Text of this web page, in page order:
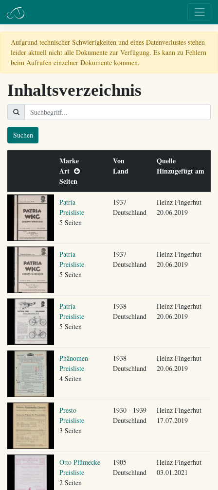
Aufgrund technischer Schwierigkeiten und eines Datenverlustes stehen
leider aktuell nicht alle Dokumente zur Verfügung. Es kann zu Fehlern
beim Aufrufen einzelner Dokumente kommen.
Inhaltsverzeichnis
Suchen
Marke
Art
Seiten
Von
Land
Quelle
Hinzugefügt am
Patria
Preisliste
5 Seiten
1937
Deutschland
Heinz Fingerhut
20.06.2019
Patria
Preisliste
5 Seiten
1937
Deutschland
Heinz Fingerhut
20.06.2019
Patria
Preisliste
5 Seiten
1938
Deutschland
Heinz Fingerhut
20.06.2019
Phänomen
Preisliste
4 Seiten
1938
Deutschland
Heinz Fingerhut
20.06.2019
Presto
Preisliste
3 Seiten
1930 - 1939
Deutschland
Heinz Fingerhut
17.07.2019
Otto Plümecke
Preisliste
2 Seiten
1905
Deutschland
Heinz Fingerhut
03.01.2021